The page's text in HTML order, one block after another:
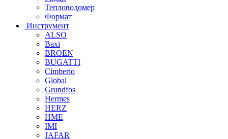
Тепловодомер
Формат
Инструмент
ALSO
Baxi
BROEN
BUGATTI
Cimberio
Global
Grundfos
Hermes
HERZ
HME
IMI
JAFAR